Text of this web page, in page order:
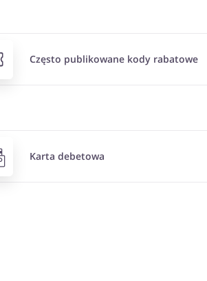
Często publikowane kody rabatowe
Karta debetowa